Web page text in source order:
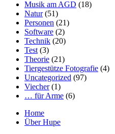
Musik am AGD (18)
Natur(51)
Personen (21)
Software (2)
Technik (20)
Test (3)
Theorie (21)
Tiergestütze Fotografie (4)
Uncategorized (97)
Viecher(1)
… für Arme (6)
Home
Über Hupe